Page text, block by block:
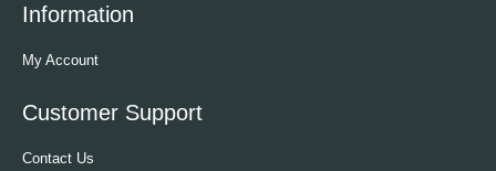
Information
My Account
Customer Support
Contact Us